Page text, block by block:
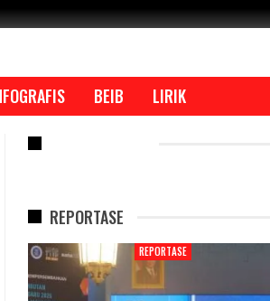
BEIB LIRIK
REPORTASE
REPORTASE